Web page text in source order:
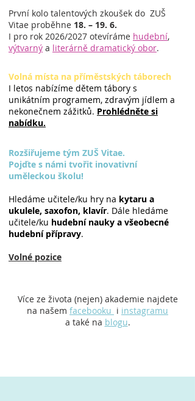
První kolo talentových zkoušek do ZUŠ
Vitae proběhne 18. – 19. 6.
I pro rok 2026/2027 otevíráme hudební,
výtvarný a literárně dramatický obor.
Volná místa na příměstských táborech
I letos nabízíme dětem tábory s
unikátním programem, zdravým jídlem a
nekonečnem zážitků. Prohlédněte si
nabídku.
Rozšiřujeme tým ZUŠ Vitae.
Pojďte s námi tvořit inovativní
uměleckou školu!
Hledáme učitele/ku hry na kytaru a
ukulele, saxofon, klavír. Dále hledáme
učitele/ku hudební nauky a všeobecné
hudební přípravy.
Volné pozice
Více ze života (nejen) akademie najdete
na našem facebooku i instagramu
a také na blogu.